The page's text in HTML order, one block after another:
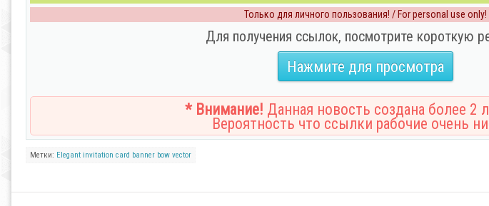
Только для личного пользования! / For personal use only!
Для получения ссылок, посмотрите короткую
Нажмите для просмотра
* Внимание! Данная новость создана более 2
Вероятность что ссылки рабочие очень
Метки: Elegant invitation card banner bow vector